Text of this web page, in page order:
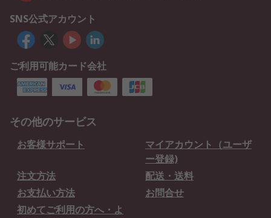
SNS公式アカウント
ご利用可能カード会社
その他のサービス
お客様サポート
マイアカウント（ユーザ
ー登録)
注文方法
配送・送料
お支払い方法
お問合せ
初めてご利用の方へ・よ